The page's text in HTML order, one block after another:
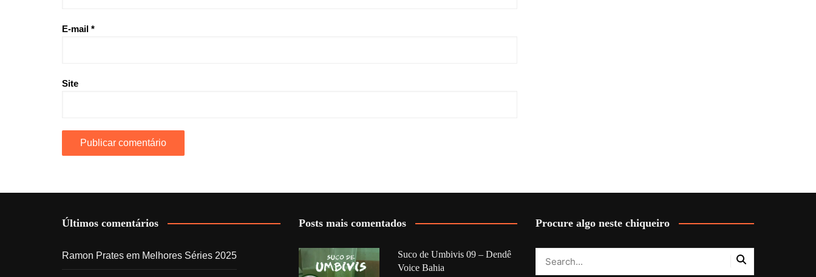
E-mail *
Site
Últimos comentários
Ramon Prates em Melhores Séries 2025
Posts mais comentados
Suco de Umbivis 09 – Dendê
Voice Bahia
Procure algo neste chiqueiro